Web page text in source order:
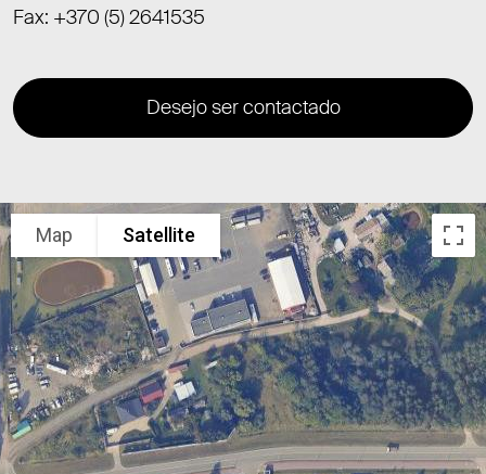
Fax: +370 (5) 2641535
Desejo ser contactado
Map Satellite